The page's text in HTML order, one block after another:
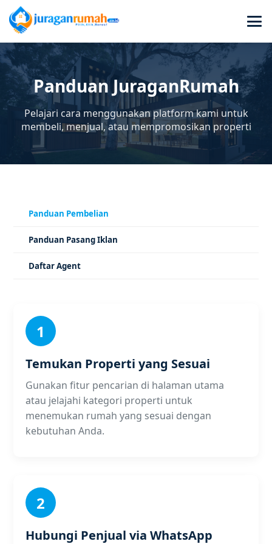
Panduan JuraganRumah
Pelajari cara menggunakan platform kami untuk
membeli, menjual, atau mempromosikan properti
Panduan Pembelian
Panduan Pasang Iklan
Daftar Agent
1
Temukan Properti yang Sesuai
Gunakan fitur pencarian di halaman utama
atau jelajahi kategori properti untuk
menemukan rumah yang sesuai dengan
kebutuhan Anda.
2
Hubungi Penjual via WhatsApp